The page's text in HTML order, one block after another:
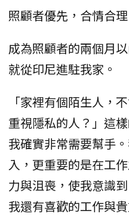
照顧者優先，合情合
成為照顧者的兩個月
就從印尼進駐我家。
「家裡有個陌生人，
重視隱私的人？」這
我確實非常需要幫手
入，更重要的是在工
力與沮喪，使我意識
我還有喜歡的工作與